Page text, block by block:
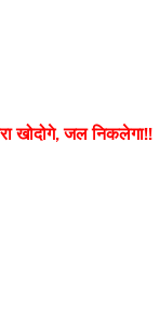
खोदोगे, जल निकलेगा!!